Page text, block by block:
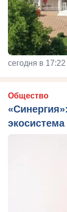
сегодня в 17:22
Общество